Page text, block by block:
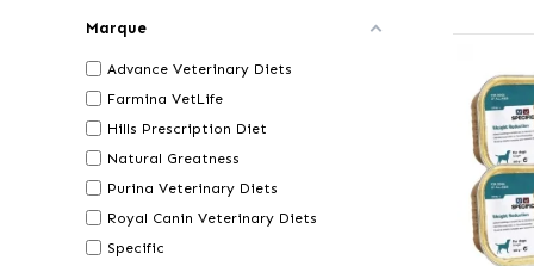
Marque
Advance Veterinary Diets
Farmina VetLife
Hills Prescription Diet
Natural Greatness
Purina Veterinary Diets
Royal Canin Veterinary Diets
Specific